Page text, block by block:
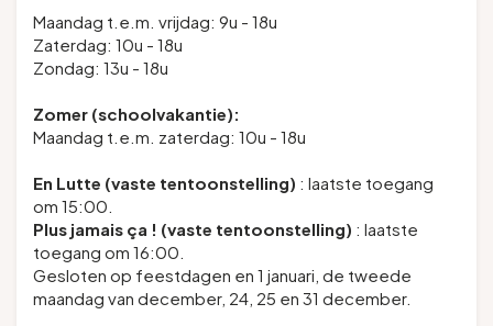
Maandag t.e.m. vrijdag: 9u - 18u
Zaterdag: 10u - 18u
Zondag: 13u - 18u
Zomer (schoolvakantie):
Maandag t.e.m. zaterdag: 10u - 18u
En Lutte (vaste tentoonstelling) : laatste toegang
om 15:00.
Plus jamais ça ! (vaste tentoonstelling) : laatste
toegang om 16:00.
Gesloten op feestdagen en 1 januari, de tweede
maandag van december, 24, 25 en 31 december.